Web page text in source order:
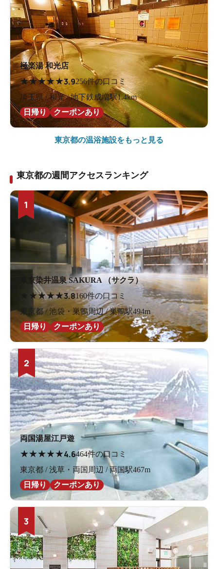
極楽湯 和光店
★★★★★3.9256件の口コミ
埼玉県 / 和光 / 地下鉄成増駅1.4km
日帰り
クーポンあり
東京都の温浴施設をもっと見る
東京都の週間アクセスランキング
1
東京染井温泉 SAKURA （サクラ）
★★★★3.8160件の口コミ
東京都 / 池袋・巣鴨周辺 / 巣鴨駅494m
日帰り
クーポンあり
2
両国湯屋江戸遊
★★★★★4.6464件の口コミ
東京都 / 浅草・両国周辺 / 両国駅467m
日帰り
クーポンあり
3